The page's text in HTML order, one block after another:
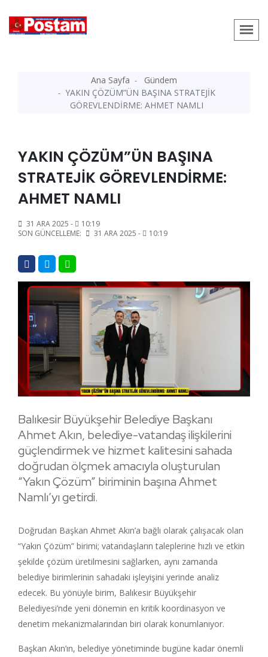
Ana Sayfa
Gündem
YAKIN ÇÖZÜM”ÜN BAŞINA STRATEJİK
GÖREVLENDİRME: AHMET NAMLI
YAKIN ÇÖZÜM”ÜN BAŞINA
STRATEJİK GÖREVLENDİRME:
AHMET NAMLI
31 ARA 2025 -
10:19
SON GÜNCELLEME:
31 ARA 2025 - 10:19
Balıkesir Büyükşehir Belediye Başkanı
Ahmet Akın, belediye-vatandaş ilişkilerini
güçlendirmek ve hizmet kalitesini sahada
doğrudan ölçmek amacıyla oluşturulan
“Yakın Çözüm” biriminin başına Ahmet
Namlı’yı getirdi.
Doğrudan Başkan Ahmet Akın’a bağlı olarak çalışacak olan
“Yakın Çözüm” birimi; vatandaşların taleplerine hızlı ve etkin
şekilde çözüm üretilmesini sağlarken, aynı zamanda
belediye birimlerinin sahadaki işleyişini yerinde analiz
edecek. Bu yönüyle birim, Balıkesir Büyükşehir
Belediyesi’nde yeni dönemin en kritik koordinasyon ve
denetim mekanizmalarından biri olarak konumlanıyor.
Başkan Akın’ın, belediye yönetiminde bugüne kadar önemli